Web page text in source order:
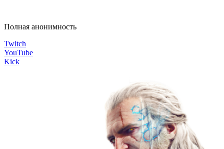
Полная анонимность
Twitch
YouTube
Kick